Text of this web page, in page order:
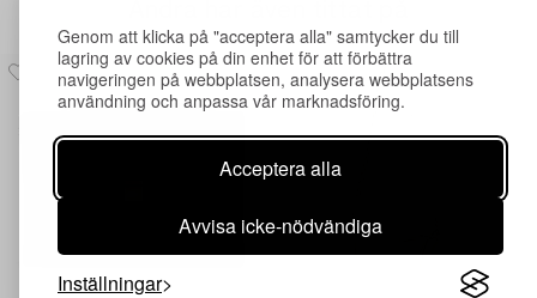
Genom att klicka på "acceptera alla" samtycker du till
lagring av cookies på din enhet för att förbättra
navigeringen på webbplatsen, analysera webbplatsens
användning och anpassa vår marknadsföring.
Acceptera alla
Avvisa icke-nödvändiga
Inställningar